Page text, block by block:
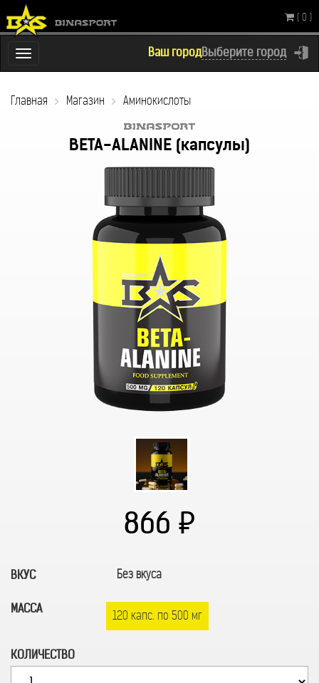
Ваш городВыберите город
( 0 )
Переключатель
навигации
Главная
Магазин Аминокислоты
BETA-ALANINE (капсулы)
866
ВКУС Без вкуса
МАССА 120 капс. по 500 мг
КОЛИЧЕСТВО